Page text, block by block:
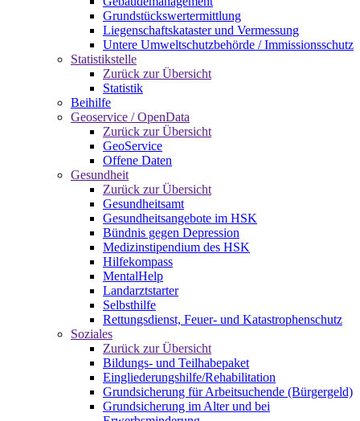
Grundstückswertermittlung
Liegenschaftskataster und Vermessung
Untere Umweltschutzbehörde / Immissionsschutz
Statistikstelle
Zurück zur Übersicht
Statistik
Beihilfe
Geoservice / OpenData
Zurück zur Übersicht
GeoService
Offene Daten
Gesundheit
Zurück zur Übersicht
Gesundheitsamt
Gesundheitsangebote im HSK
Bündnis gegen Depression
Medizinstipendium des HSK
Hilfekompass
MentalHelp
Landarztstarter
Selbsthilfe
Rettungsdienst, Feuer- und Katastrophenschutz
Soziales
Zurück zur Übersicht
Bildungs- und Teilhabepaket
Eingliederungshilfe/Rehabilitation
Grundsicherung für Arbeitsuchende (Bürgergeld)
Grundsicherung im Alter und bei